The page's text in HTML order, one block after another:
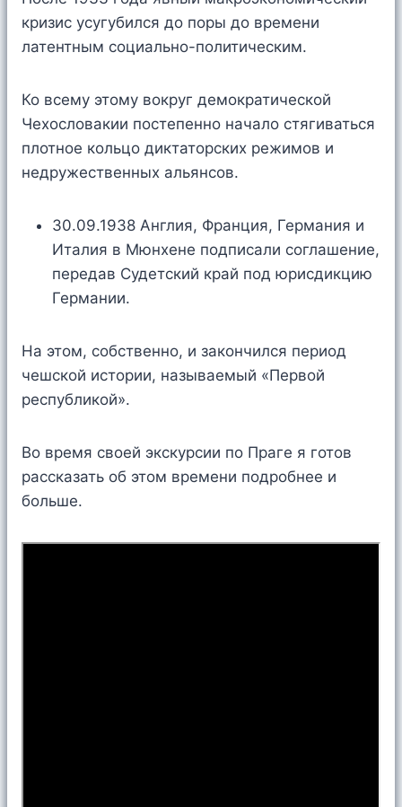
кризис усугубился до поры до времени
латентным социально-политическим.
Ко всему этому вокруг демократической
Чехословакии постепенно начало стягиваться
плотное кольцо диктаторских режимов и
недружественных альянсов.
30.09.1938 Англия, Франция, Германия и
Италия в Мюнхене подписали соглашение,
передав Судетский край под юрисдикцию
Германии.
На этом, собственно, и закончился период
чешской истории, называемый «Первой
республикой».
Во время своей экскурсии по Праге я готов
рассказать об этом времени подробнее и
больше.